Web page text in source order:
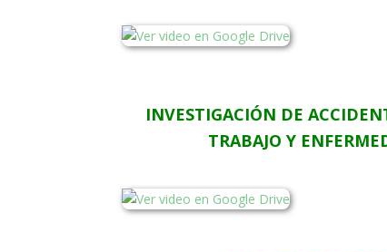
INVESTIGACIÓN DE
TRABAJO Y